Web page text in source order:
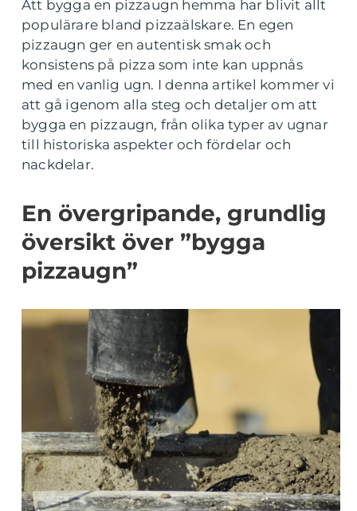
Att bygga en pizzaugn hemma har blivit allt
populärare bland pizzaälskare. En egen
pizzaugn ger en autentisk smak och
konsistens på pizza som inte kan uppnås
med en vanlig ugn. I denna artikel kommer vi
att gå igenom alla steg och detaljer om att
bygga en pizzaugn, från olika typer av ugnar
till historiska aspekter och fördelar och
nackdelar.
En övergripande, grundlig
översikt över ”bygga
pizzaugn”